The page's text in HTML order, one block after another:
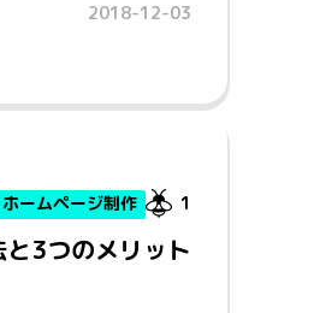
2018-12-03
ホームページ制作
3つのメリット
1